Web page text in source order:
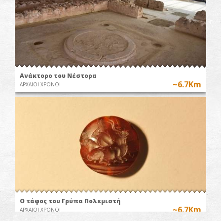
Ανάκτορο του Νέστορα
ΑΡΧΑΙΟΙ ΧΡΟΝΟΙ ~6.7Km
Ο τάφος του Γρύπα Πολεμιστή
ΑΡΧΑΙΟΙ ΧΡΟΝΟΙ ~6.7Km